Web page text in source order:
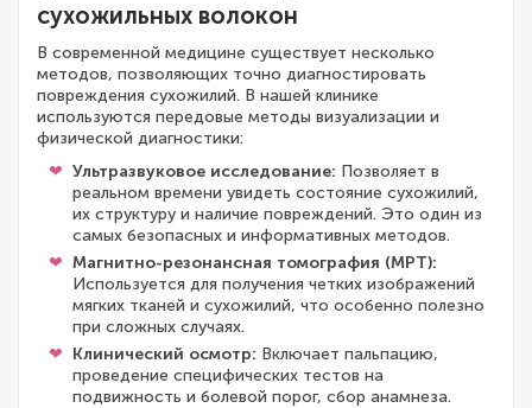
сухожильных волокон
В современной медицине существует несколько
методов, позволяющих точно диагностировать
повреждения сухожилий. В нашей клинике
используются передовые методы визуализации и
физической диагностики:
Ультразвуковое исследование: Позволяет в
реальном времени увидеть состояние сухожилий,
их структуру и наличие повреждений. Это один из
самых безопасных и информативных методов.
Магнитно-резонансная томография (МРТ):
Используется для получения четких изображений
мягких тканей и сухожилий, что особенно полезно
при сложных случаях.
Клинический осмотр: Включает пальпацию,
проведение специфических тестов на
подвижность и болевой порог, сбор анамнеза.